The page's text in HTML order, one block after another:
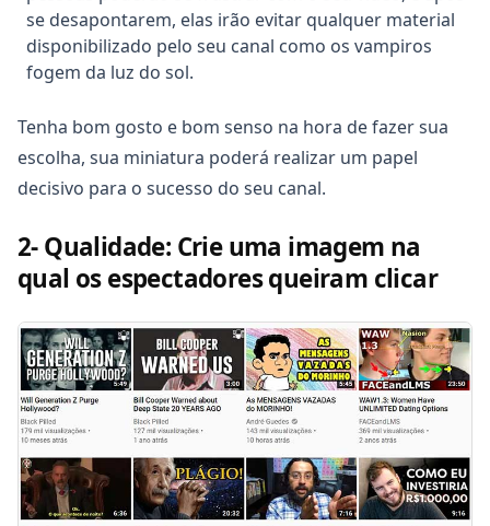
se desapontarem, elas irão evitar qualquer material
disponibilizado pelo seu canal como os vampiros
fogem da luz do sol.
Tenha bom gosto e bom senso na hora de fazer sua
escolha, sua miniatura poderá realizar um papel
decisivo para o sucesso do seu canal.
2- Qualidade: Crie uma imagem na
qual os espectadores queiram clicar